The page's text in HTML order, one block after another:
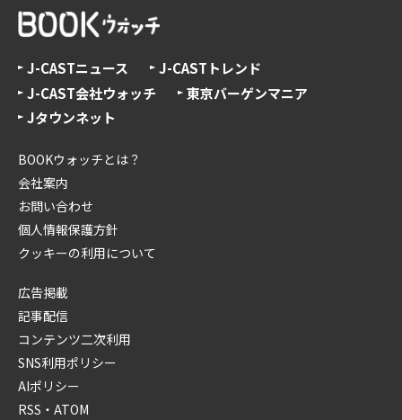
J-CASTニュース
J-CASTトレンド
J-CAST会社ウォッチ
東京バーゲンマニア
Jタウンネット
BOOKウォッチとは？
会社案内
お問い合わせ
個人情報保護方針
クッキーの利用について
広告掲載
記事配信
コンテンツ二次利用
SNS利用ポリシー
AIポリシー
RSS・ATOM